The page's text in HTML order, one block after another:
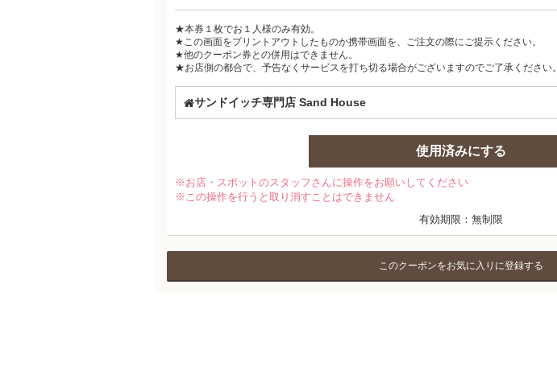
★本券１枚でお１人様のみ有効。
★この画面をプリントアウトしたものか携帯画面を、ご注文の際にご提示ください。
★他のクーポン券との併用はできません。
★お店側の都合で、予告なくサービスを打ち切る場合がございますのでご了承ください。
サンドイッチ専門店 Sand House
使用済みにする
※お店・スポットのスタッフさんに操作をお願いしてください
※この操作を行うと取り消すことはできません
有効期限：無制限
このクーポンをお気に入りに登録する